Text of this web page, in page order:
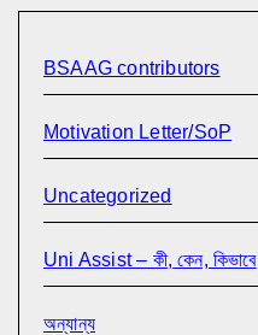
BSAAG contributors
Motivation Letter/SoP
Uncategorized
Uni Assist – কী, কেন, কিভাবে
অন্যান্য